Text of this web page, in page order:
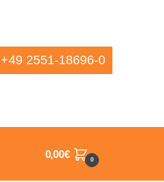
+49 2551-18696-0
0,00€ 0